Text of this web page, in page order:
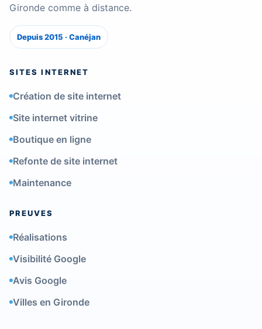
Gironde comme à distance.
Depuis 2015 · Canéjan
SITES INTERNET
Création de site internet
Site internet vitrine
Boutique en ligne
Refonte de site internet
Maintenance
PREUVES
Réalisations
Visibilité Google
Avis Google
Villes en Gironde